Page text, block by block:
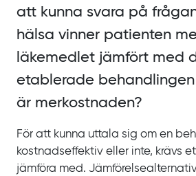
att kunna svara på
hälsa vinner patienten
läkemedlet jämfört med
etablerade behandlingen
är merkostnaden?
För att kunna uttala sig om en
kostnadseffektiv eller inte, krävs
jämföra med.